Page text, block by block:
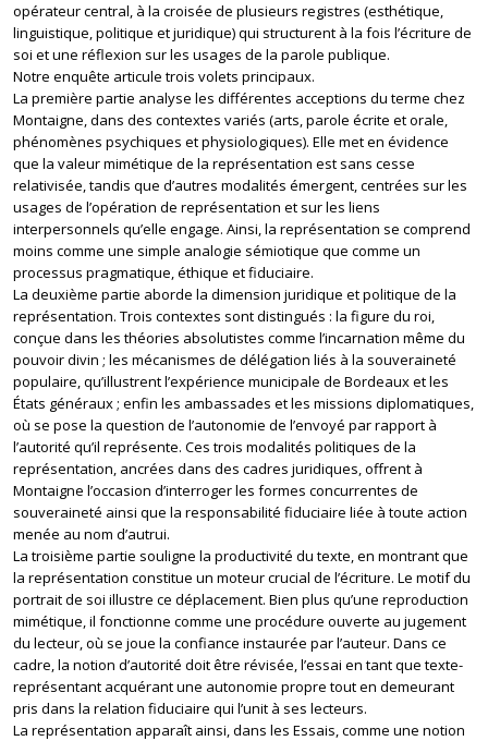
opérateur central, à la croisée de plusieurs registres (esthétique,
linguistique, politique et juridique) qui structurent à la fois l’écriture de
soi et une réflexion sur les usages de la parole publique.
Notre enquête articule trois volets principaux.
La première partie analyse les différentes acceptions du terme chez
Montaigne, dans des contextes variés (arts, parole écrite et orale,
phénomènes psychiques et physiologiques). Elle met en évidence
que la valeur mimétique de la représentation est sans cesse
relativisée, tandis que d’autres modalités émergent, centrées sur les
usages de l’opération de représentation et sur les liens
interpersonnels qu’elle engage. Ainsi, la représentation se comprend
moins comme une simple analogie sémiotique que comme un
processus pragmatique, éthique et fiduciaire.
La deuxième partie aborde la dimension juridique et politique de la
représentation. Trois contextes sont distingués : la figure du roi,
conçue dans les théories absolutistes comme l’incarnation même du
pouvoir divin ; les mécanismes de délégation liés à la souveraineté
populaire, qu’illustrent l’expérience municipale de Bordeaux et les
États généraux ; enfin les ambassades et les missions diplomatiques,
où se pose la question de l’autonomie de l’envoyé par rapport à
l’autorité qu’il représente. Ces trois modalités politiques de la
représentation, ancrées dans des cadres juridiques, offrent à
Montaigne l’occasion d’interroger les formes concurrentes de
souveraineté ainsi que la responsabilité fiduciaire liée à toute action
menée au nom d’autrui.
La troisième partie souligne la productivité du texte, en montrant que
la représentation constitue un moteur crucial de l’écriture. Le motif du
portrait de soi illustre ce déplacement. Bien plus qu’une reproduction
mimétique, il fonctionne comme une procédure ouverte au jugement
du lecteur, où se joue la confiance instaurée par l’auteur. Dans ce
cadre, la notion d’autorité doit être révisée, l’essai en tant que texte-
représentant acquérant une autonomie propre tout en demeurant
pris dans la relation fiduciaire qui l’unit à ses lecteurs.
La représentation apparaît ainsi, dans les Essais, comme une notion